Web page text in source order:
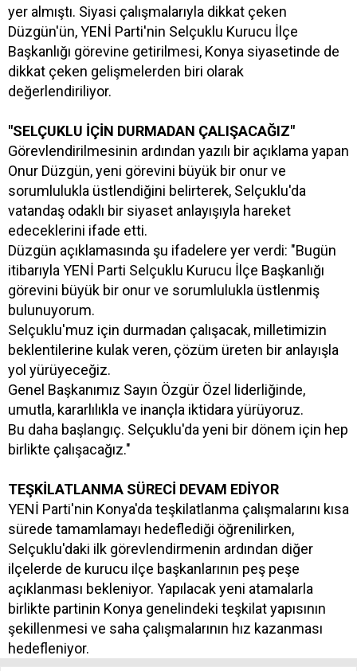
yer almıştı. Siyasi çalışmalarıyla dikkat çeken
Düzgün'ün, YENİ Parti'nin Selçuklu Kurucu İlçe
Başkanlığı görevine getirilmesi, Konya siyasetinde de
dikkat çeken gelişmelerden biri olarak
değerlendiriliyor.
"SELÇUKLU İÇİN DURMADAN ÇALIŞACAĞIZ"
Görevlendirilmesinin ardından yazılı bir açıklama yapan
Onur Düzgün, yeni görevini büyük bir onur ve
sorumlulukla üstlendiğini belirterek, Selçuklu'da
vatandaş odaklı bir siyaset anlayışıyla hareket
edeceklerini ifade etti.
Düzgün açıklamasında şu ifadelere yer verdi: "Bugün
itibarıyla YENİ Parti Selçuklu Kurucu İlçe Başkanlığı
görevini büyük bir onur ve sorumlulukla üstlenmiş
bulunuyorum.
Selçuklu'muz için durmadan çalışacak, milletimizin
beklentilerine kulak veren, çözüm üreten bir anlayışla
yol yürüyeceğiz.
Genel Başkanımız Sayın Özgür Özel liderliğinde,
umutla, kararlılıkla ve inançla iktidara yürüyoruz.
Bu daha başlangıç. Selçuklu'da yeni bir dönem için hep
birlikte çalışacağız."
TEŞKİLATLANMA SÜRECİ DEVAM EDİYOR
YENİ Parti'nin Konya'da teşkilatlanma çalışmalarını kısa
sürede tamamlamayı hedeflediği öğrenilirken,
Selçuklu'daki ilk görevlendirmenin ardından diğer
ilçelerde de kurucu ilçe başkanlarının peş peşe
açıklanması bekleniyor. Yapılacak yeni atamalarla
birlikte partinin Konya genelindeki teşkilat yapısının
şekillenmesi ve saha çalışmalarının hız kazanması
hedefleniyor.